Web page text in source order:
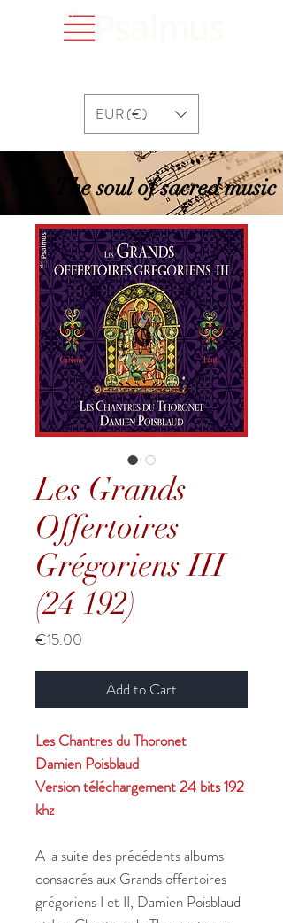
EUR (€)
The soul of sacred music
Les Grands
Offertoires
Grégoriens III
(24 192)
€15.00
Add to Cart
Les Chantres du Thoronet
Damien Poisblaud
Version téléchargement 24 bits 192
khz
A la suite des précédents albums
consacrés aux Grands offertoires
grégoriens I et II, Damien Poisblaud